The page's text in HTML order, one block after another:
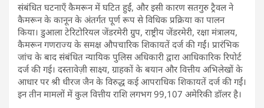
संबंधित घटनाएँ कैमरून में घटित हुईं, और इसी कारण सतगुरु ट्रैवल ने
कैमरून के कानून के अंतर्गत पूर्ण रूप से विधिक प्रक्रिया का पालन
किया। डुआला टेरिटोरियल जेंडरमेरी ग्रुप, राष्ट्रीय जेंडरमेरी, रक्षा मंत्रालय,
कैमरून गणराज्य के समक्ष औपचारिक शिकायतें दर्ज की गईं। प्रारंभिक
जांच के बाद संबंधित न्यायिक पुलिस अधिकारी द्वारा आधिकारिक रिपोर्ट
दर्ज की गई। दस्तावेज़ी साक्ष्य, ग्राहकों के बयान और वित्तीय अभिलेखों के
आधार पर श्री धीरज जैन के विरुद्ध कई आपराधिक शिकायतें दर्ज की गईं।
इन तीन मामलों में कुल वित्तीय राशि लगभग 99,107 अमेरिकी डॉलर है।